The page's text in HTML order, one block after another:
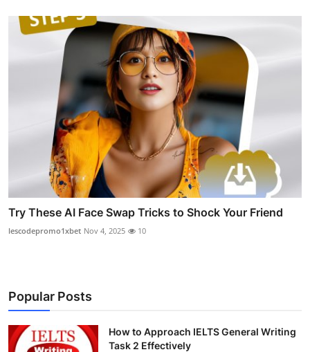
Try These AI Face Swap Tricks to Shock Your Friend
lescodepromo1xbet Nov 4, 2025 10
Popular Posts
How to Approach IELTS General Writing
Task 2 Effectively